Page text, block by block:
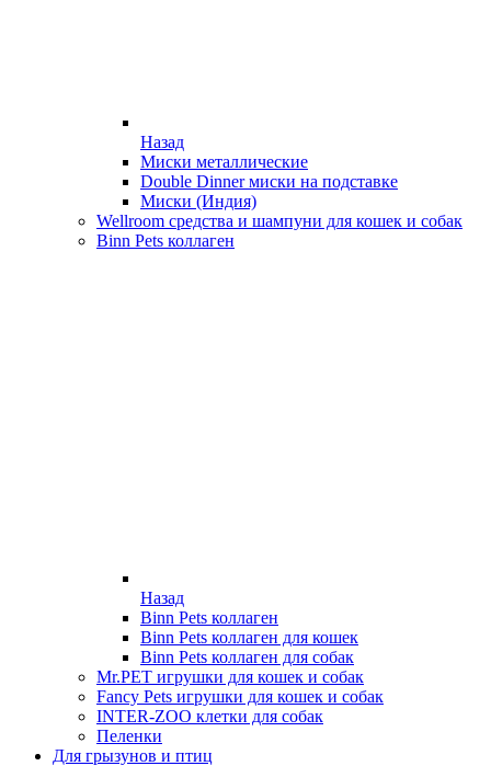
Назад
Миски металлические
Double Dinner миски на подставке
Миски (Индия)
Wellroom средства и шампуни для кошек и собак
Binn Pets коллаген
Назад
Binn Pets коллаген
Binn Pets коллаген для кошек
Binn Pets коллаген для собак
Mr.PET игрушки для кошек и собак
Fancy Pets игрушки для кошек и собак
INTER-ZOO клетки для собак
Пеленки
Для грызунов и птиц